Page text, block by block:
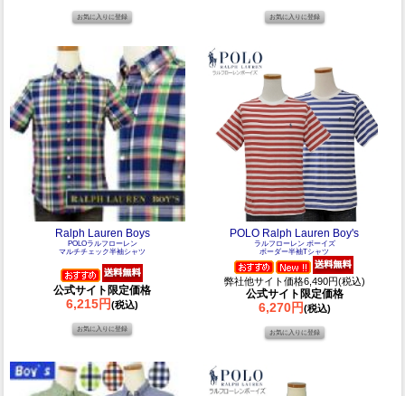
Ralph Lauren Boys
POLOラルフローレン
マルチチェック半袖シャツ
公式サイト限定価格
6,215円(税込)
POLO Ralph Lauren Boy's
ラルフローレン ボーイズ
ボーダー半袖Tシャツ
弊社他サイト価格6,490円(税込)
公式サイト限定価格
6,270円(税込)